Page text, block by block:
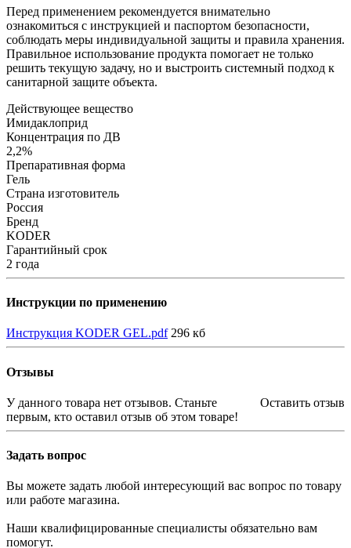
Перед применением рекомендуется внимательно
ознакомиться с инструкцией и паспортом безопасности,
соблюдать меры индивидуальной защиты и правила хранения.
Правильное использование продукта помогает не только
решить текущую задачу, но и выстроить системный подход к
санитарной защите объекта.
Действующее вещество
Имидаклоприд
Концентрация по ДВ
2,2%
Препаративная форма
Гель
Страна изготовитель
Россия
Бренд
KODER
Гарантийный срок
2 года
Инструкции по применению
Инструкция KODER GEL.pdf 296 кб
Отзывы
Оставить отзыв
У данного товара нет отзывов. Станьте
первым, кто оставил отзыв об этом товаре!
Задать вопрос
Вы можете задать любой интересующий вас вопрос по товару
или работе магазина.
Наши квалифицированные специалисты обязательно вам
помогут.